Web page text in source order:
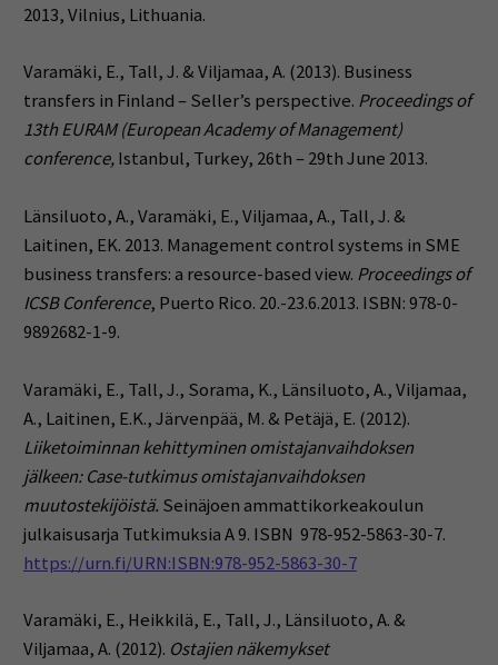
2013, Vilnius, Lithuania.
Varamäki, E., Tall, J. & Viljamaa, A. (2013). Business
transfers in Finland – Seller’s perspective. Proceedings of
13thEURAM (European Academy of Management)
conference,Istanbul, Turkey, 26th– 29thJune 2013.
Länsiluoto, A., Varamäki, E., Viljamaa, A., Tall, J. &
Laitinen, EK. 2013. Management control systems in SME
business transfers: a resource-based view. Proceedings of
ICSB Conference, Puerto Rico. 20.-23.6.2013. ISBN: 978-0-
9892682-1-9.
Varamäki, E., Tall, J., Sorama, K., Länsiluoto, A., Viljamaa,
A., Laitinen, E.K., Järvenpää, M. & Petäjä, E. (2012).
Liiketoiminnan kehittyminen omistajanvaihdoksen
jälkeen: Case-tutkimus omistajanvaihdoksen
muutostekijöistä. Seinäjoen ammattikorkeakoulun
julkaisusarja Tutkimuksia A 9. ISBN 978-952-5863-30-7.
https://urn.fi/URN:ISBN:978-952-5863-30-7
Varamäki, E., Heikkilä, E., Tall, J., Länsiluoto, A. &
Viljamaa, A. (2012). Ostajien näkemykset